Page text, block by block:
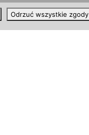
Odrzuć wszystkie zgody